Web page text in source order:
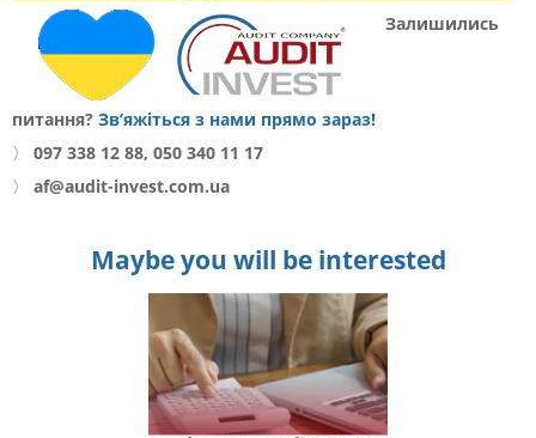
Залишились
питання? Зв’яжіться з нами прямо зараз!
〉
097 338 12 88, 050 340 11 17
〉
af@audit-invest.com.ua
Maybe you will be interested